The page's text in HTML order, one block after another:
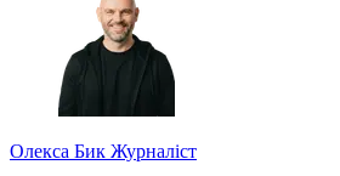
Олекса Бик Журналіст